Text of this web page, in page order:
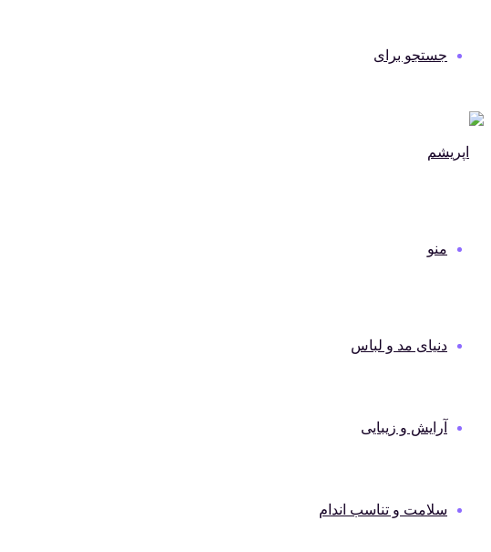
جستجو برای
منو
دنیای مد و لباس
آرایش و زیبایی
سلامت و تناسب اندام